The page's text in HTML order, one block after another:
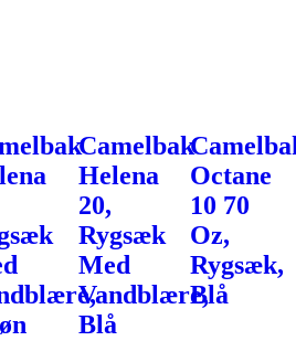
Camelbak
Helena
20,
Rygsæk
Med
Vandblære,
Blå
Octane
10 70
Oz,
Rygsæk,
Blå